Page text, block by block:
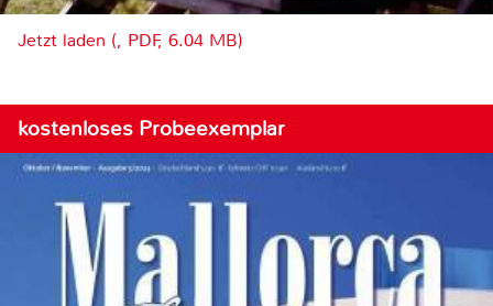
Jetzt laden (, PDF, 6.04 MB)
kostenloses Probeexemplar